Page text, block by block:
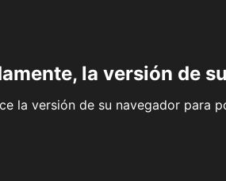
la versión de
la versión de su navegador para